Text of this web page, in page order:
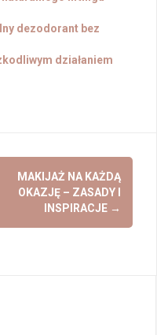
dezodorant bez
działaniem
MAKIJAŻ NA KAŻDĄ
OKAZJĘ – ZASADY I
INSPIRACJE →